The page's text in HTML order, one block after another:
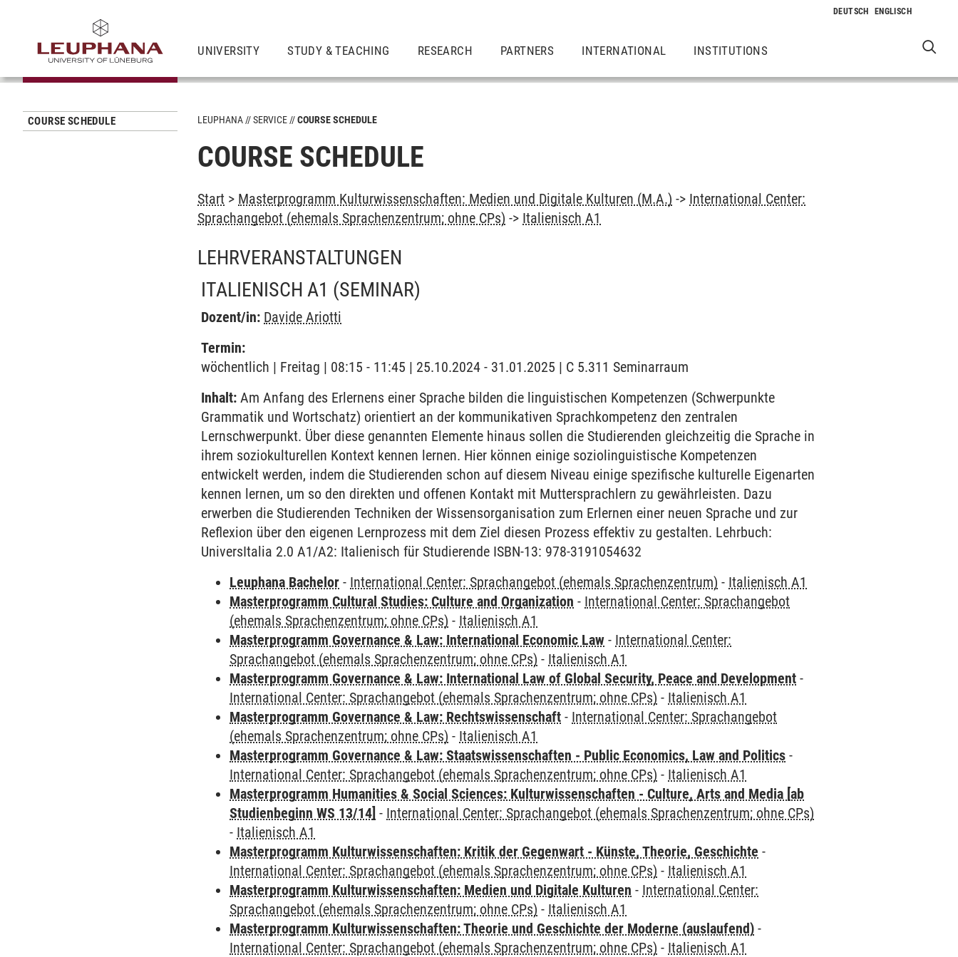
UNIVERSITY STUDY & TEACHING RESEARCH PARTNERS INTERNATIONAL INSTITUTIONS
COURSE SCHEDULE LEUPHANA SERVICE COURSE SCHEDULE
COURSE SCHEDULE
Start > Masterprogramm Kulturwissenschaften: Medien und Digitale Kulturen (M.A.) -> International Center:
Sprachangebot (ehemals Sprachenzentrum; ohne CPs) -> Italienisch A1
LEHRVERANSTALTUNGEN
ITALIENISCH A1 (SEMINAR)
Dozent/in: Davide Ariotti
Termin:
wöchentlich | Freitag | 08:15 - 11:45 | 25.10.2024 - 31.01.2025 | C 5.311 Seminarraum
Inhalt: Am Anfang des Erlernens einer Sprache bilden die linguistischen Kompetenzen (Schwerpunkte
Grammatik und Wortschatz) orientiert an der kommunikativen Sprachkompetenz den zentralen
Lernschwerpunkt. Über diese genannten Elemente hinaus sollen die Studierenden gleichzeitig die Sprache in
ihrem soziokulturellen Kontext kennen lernen. Hier können einige soziolinguistische Kompetenzen
entwickelt werden, indem die Studierenden schon auf diesem Niveau einige spezifische kulturelle Eigenarten
kennen lernen, um so den direkten und offenen Kontakt mit Muttersprachlern zu gewährleisten. Dazu
erwerben die Studierenden Techniken der Wissensorganisation zum Erlernen einer neuen Sprache und zur
Reflexion über den eigenen Lernprozess mit dem Ziel diesen Prozess effektiv zu gestalten. Lehrbuch:
UniversItalia 2.0 A1/A2: Italienisch für Studierende ISBN-13: 978-3191054632
Leuphana Bachelor - International Center: Sprachangebot (ehemals Sprachenzentrum) - Italienisch A1
Masterprogramm Cultural Studies: Culture and Organization - International Center: Sprachangebot
(ehemals Sprachenzentrum; ohne CPs) - Italienisch A1
Masterprogramm Governance & Law: International Economic Law - International Center:
Sprachangebot (ehemals Sprachenzentrum; ohne CPs) - Italienisch A1
Masterprogramm Governance & Law: International Law of Global Security, Peace and Development -
International Center: Sprachangebot (ehemals Sprachenzentrum; ohne CPs) - Italienisch A1
Masterprogramm Governance & Law: Rechtswissenschaft - International Center: Sprachangebot
(ehemals Sprachenzentrum; ohne CPs) - Italienisch A1
Masterprogramm Governance & Law: Staatswissenschaften - Public Economics, Law and Politics -
International Center: Sprachangebot (ehemals Sprachenzentrum; ohne CPs) - Italienisch A1
Masterprogramm Humanities & Social Sciences: Kulturwissenschaften - Culture, Arts and Media [ab
Studienbeginn WS 13/14] - International Center: Sprachangebot (ehemals Sprachenzentrum; ohne CPs)
- Italienisch A1
Masterprogramm Kulturwissenschaften: Kritik der Gegenwart - Künste, Theorie, Geschichte -
International Center: Sprachangebot (ehemals Sprachenzentrum; ohne CPs) - Italienisch A1
Masterprogramm Kulturwissenschaften: Medien und Digitale Kulturen - International Center:
Sprachangebot (ehemals Sprachenzentrum; ohne CPs) - Italienisch A1
Masterprogramm Kulturwissenschaften: Theorie und Geschichte der Moderne (auslaufend) -
International Center: Sprachangebot (ehemals Sprachenzentrum; ohne CPs) - Italienisch A1